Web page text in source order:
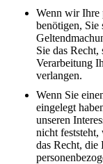
Wenn wir Ihre
benötigen,
Sie das
Verarbeitung
verlangen.
Wenn Sie
eingelegt
unseren
nicht feststeht,
das Recht, die